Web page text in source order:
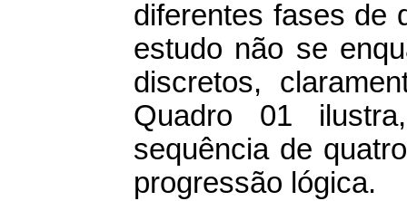
diferentes fases de
estudo não se
discretos,
Quadro 01
sequência de
progressão lógica.